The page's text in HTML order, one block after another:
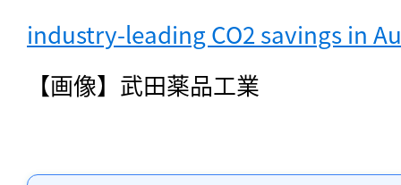
industry-leading CO2 savings in
【画像】武田薬品工業